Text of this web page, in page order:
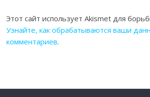
Этот сайт использует Akismet для
Узнайте, как обрабатываются ваши
комментариев.